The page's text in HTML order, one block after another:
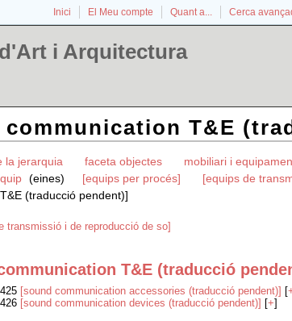
Inici El Meu compte Quant a... Cerca
i Arquitectura
T&E
la jerarquia faceta objectes mobiliari i
(eines) [equips per procés] [equips de
(traducció pendent)]
transmissió i de reproducció de so]
T&E (traducció
[sound communication accessories (traducció pendent)] [
[sound communication devices (traducció pendent)] [+]